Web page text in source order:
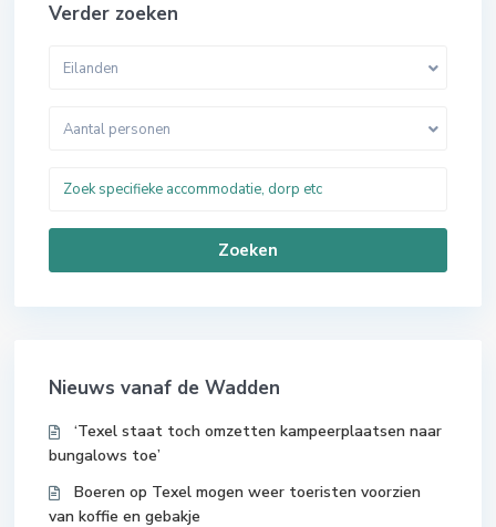
Verder zoeken
Eilanden
Aantal personen
Zoeken
Nieuws vanaf de Wadden
‘Texel staat toch omzetten kampeerplaatsen naar
bungalows toe’
Boeren op Texel mogen weer toeristen voorzien
van koffie en gebakje